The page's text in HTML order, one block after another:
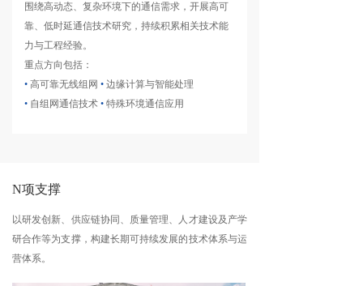
围绕高动态、复杂环境下的通信需求，开展高可
靠、低时延通信技术研究，持续积累相关技术能
力与工程经验。
重点方向包括：
• 高可靠无线组网 • 边缘计算与智能处理
• 自组网通信技术 • 特殊环境通信应用
以研发创新、供应链协同、质量管理、人才建设及产学
研合作等为支撑，构建长期可持续发展的技术体系与运
营体系。
N项支撑